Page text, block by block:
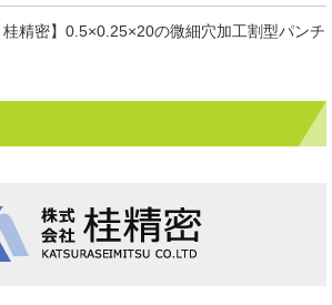
桂精密】0.5×0.25×20の微細穴加工割型パンチ